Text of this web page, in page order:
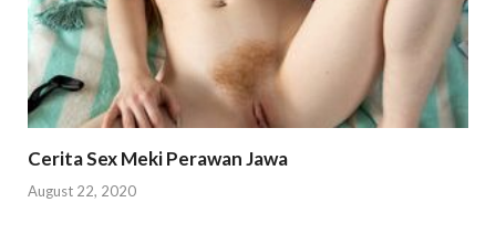
Cerita Sex Meki Perawan Jawa
August 22, 2020